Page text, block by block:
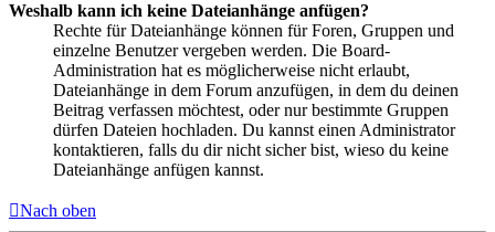
Weshalb kann ich keine Dateianhänge anfügen?
Rechte für Dateianhänge können für Foren, Gruppen und
einzelne Benutzer vergeben werden. Die Board-
Administration hat es möglicherweise nicht erlaubt,
Dateianhänge in dem Forum anzufügen, in dem du deinen
Beitrag verfassen möchtest, oder nur bestimmte Gruppen
dürfen Dateien hochladen. Du kannst einen Administrator
kontaktieren, falls du dir nicht sicher bist, wieso du keine
Dateianhänge anfügen kannst.
Nach oben